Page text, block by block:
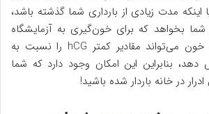
مدت زیادی از بارداری شما گذشته باشد،
بخواهد که برای خون‌گیری به آزمایشگاه
مراجعه کنید. آزمایش خون می‌تواند مقادیر کمتر hCG را نسبت به
بنابراین این امکان وجود دارد که شما
در خانه باردار شده باشید!